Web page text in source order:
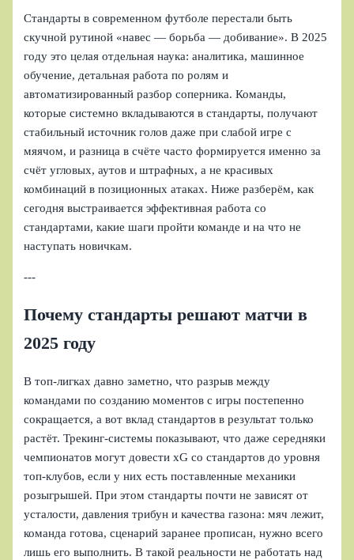
Стандарты в современном футболе перестали быть
скучной рутиной «навес — борьба — добивание». В 2025
году это целая отдельная наука: аналитика, машинное
обучение, детальная работа по ролям и
автоматизированный разбор соперника. Команды,
которые системно вкладываются в стандарты, получают
стабильный источник голов даже при слабой игре с
мяячом, и разница в счёте часто формируется именно за
счёт угловых, аутов и штрафных, а не красивых
комбинаций в позиционных атаках. Ниже разберём, как
сегодня выстраивается эффективная работа со
стандартами, какие шаги пройти команде и на что не
наступать новичкам.
---
Почему стандарты решают матчи в
2025 году
В топ‑лигках давно заметно, что разрыв между
командами по созданию моментов с игры постепенно
сокращается, а вот вклад стандартов в результат только
растёт. Трекинг‑системы показывают, что даже середняки
чемпионатов могут довести xG со стандартов до уровня
топ‑клубов, если у них есть поставленные механики
розыгрышей. При этом стандарты почти не зависят от
усталости, давления трибун и качества газона: мяч лежит,
команда готова, сценарий заранее прописан, нужно всего
лишь его выполнить. В такой реальности не работать над